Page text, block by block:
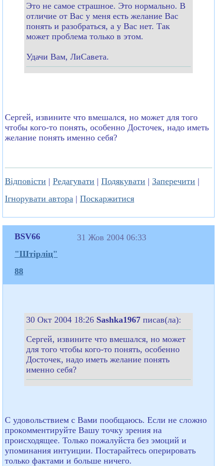
Это не самое страшное. Это нормально. В
отличие от Вас у меня есть желание Вас
понять и разобраться, а у Вас нет. Так
может проблема только в этом.
Удачи Вам, ЛиСавета.
Cергей, извините что вмешался, но может для того
чтобы кого-то понять, особенно Досточек, надо иметь
желание понять именно себя?
Відповісти | Редагувати | Подякувати | Заперечити |
Ігнорувати автора | Поскаржитися
BSV66
"Штірліц"
88
31 Жов 2004 06:33
30 Окт 2004 18:26 Sashka1967 писав(ла):
Cергей, извините что вмешался, но может
для того чтобы кого-то понять, особенно
Досточек, надо иметь желание понять
именно себя?
С удовольствием с Вами пообщаюсь. Если не сложно
прокомментируйте Вашу точку зрения на
происходящее. Только пожалуйста без эмоций и
упоминания интуиции. Постарайтесь оперировать
только фактами и больше ничего.